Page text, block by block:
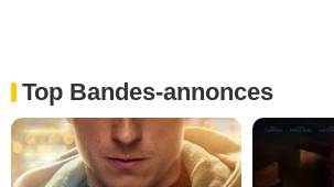
Top Bandes-annonces